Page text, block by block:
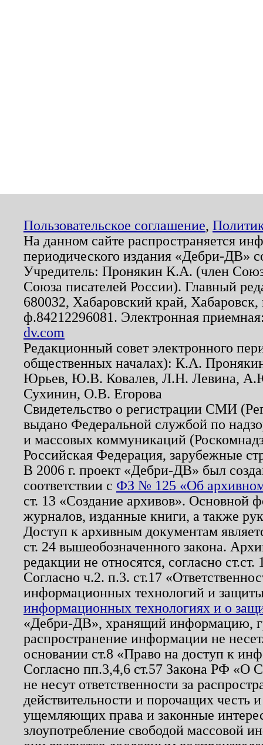
Пользовательское соглашение,
На данном сайте распространяется
периодического издания «Дебри-ДВ»
Учредитель: Пронякин К.А. (член
Союза писателей России). Главный
680032, Хабаровский край,
ф.84212296081. Электронная
dv.com
Редакционный совет электронного
общественных началах): К.А.
Юрьев, Ю.В. Ковалев, Л.Н. Левина,
Сухинин, О.В. Егорова
Свидетельство о регистрации СМИ
выдано Федеральной службой по
и массовых коммуникаций
Российская Федерация, зарубежные
В 2006 г. проект «Дебри-ДВ» был
соответствии с ФЗ № 125 «Об
ст. 13 «Создание архивов». Основной
журналов, изданные книги, а также
Доступ к архивным документам
ст. 24 вышеобозначенного закона.
редакции не относятся, согласно
Согласно ч.2. п.3. ст.17
информационных технологий и
информационных технологиях и о
«Дебри-ДВ», хранящий информацию,
распространение информации не
основании ст.8 «Право на доступ к
Согласно пп.3,4,6 ст.57 Закона РФ «О
не несут ответственности за
действительности и порочащих честь
ущемляющих права и законные
злоупотребление свободой массовой